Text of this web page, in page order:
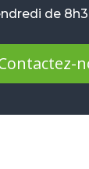
de